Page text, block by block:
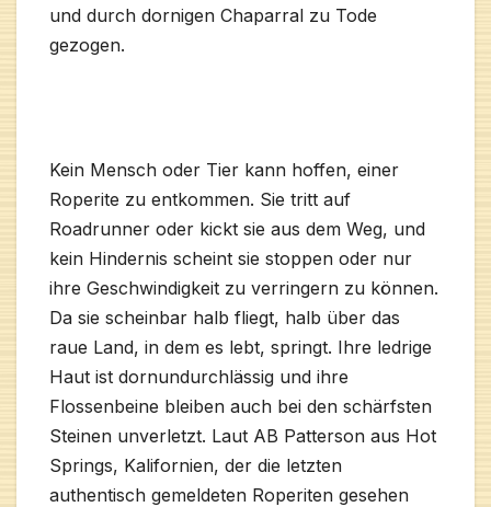
und durch dornigen Chaparral zu Tode
gezogen.
Kein Mensch oder Tier kann hoffen, einer
Roperite zu entkommen. Sie tritt auf
Roadrunner oder kickt sie aus dem Weg, und
kein Hindernis scheint sie stoppen oder nur
ihre Geschwindigkeit zu verringern zu können.
Da sie scheinbar halb fliegt, halb über das
raue Land, in dem es lebt, springt. Ihre ledrige
Haut ist dornundurchlässig und ihre
Flossenbeine bleiben auch bei den schärfsten
Steinen unverletzt. Laut AB Patterson aus Hot
Springs, Kalifornien, der die letzten
authentisch gemeldeten Roperiten gesehen